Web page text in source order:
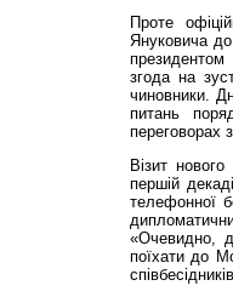
Проте
Януковича
президентом
згода на
чиновники.
питань
переговорах
Візит
першій
телефонної
«Очевидно,
поїхати до